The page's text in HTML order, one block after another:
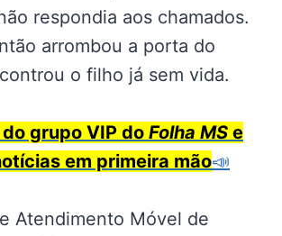
respondia aos chamados.
arrombou a porta do
o filho já sem vida.
grupo VIP do Folha MS e
em primeira mão📣
Atendimento Móvel de